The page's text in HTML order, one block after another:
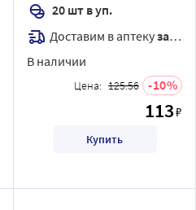
20 шт в уп.
Доставим в аптекузавтра
В наличии
Цена: 125.56 10
113₽
Купить